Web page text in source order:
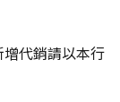
代銷請以本行